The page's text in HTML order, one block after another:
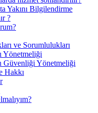
Yakını Bilgilendirme
?
ve Sorumlulukları
Yönetmeliği
Güvenliği Yönetmeliği
Hakkı